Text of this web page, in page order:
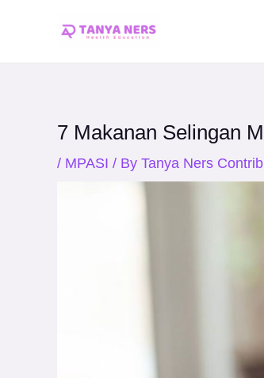
7 Makanan Selingan
/ MPASI / By Tanya Ners
navigation